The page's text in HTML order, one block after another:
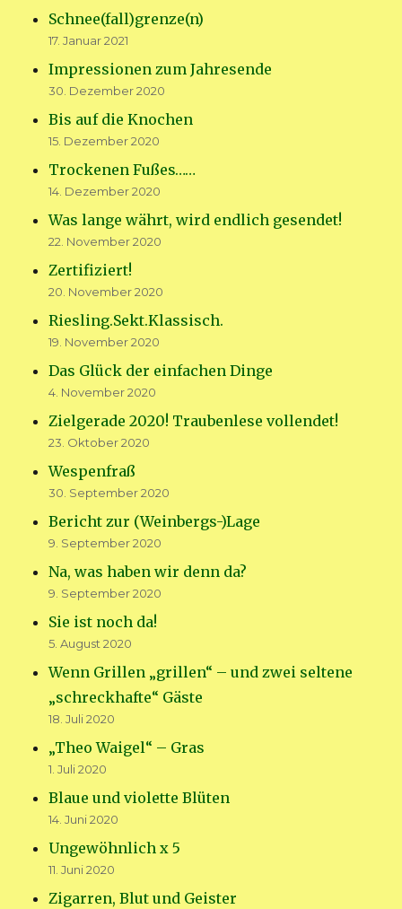
Schnee(fall)grenze(n)
17. Januar 2021
Impressionen zum Jahresende
30. Dezember 2020
Bis auf die Knochen
15. Dezember 2020
Trockenen Fußes……
14. Dezember 2020
Was lange währt, wird endlich gesendet!
22. November 2020
Zertifiziert!
20. November 2020
Riesling.Sekt.Klassisch.
19. November 2020
Das Glück der einfachen Dinge
4. November 2020
Zielgerade 2020! Traubenlese vollendet!
23. Oktober 2020
Wespenfraß
30. September 2020
Bericht zur (Weinbergs-)Lage
9. September 2020
Na, was haben wir denn da?
9. September 2020
Sie ist noch da!
5. August 2020
Wenn Grillen „grillen“ – und zwei seltene
„schreckhafte“ Gäste
18. Juli 2020
„Theo Waigel“ – Gras
1. Juli 2020
Blaue und violette Blüten
14. Juni 2020
Ungewöhnlich x 5
11. Juni 2020
Zigarren, Blut und Geister